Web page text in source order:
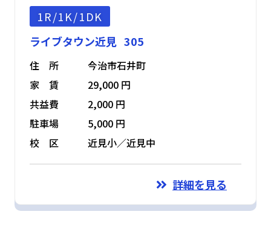
1R/1K/1DK
ライブタウン近見 305
住 所
今治市石井町
家 賃
29,000 円
共益費
2,000 円
駐車場
5,000 円
校 区
近見小／近見中
詳細を見る